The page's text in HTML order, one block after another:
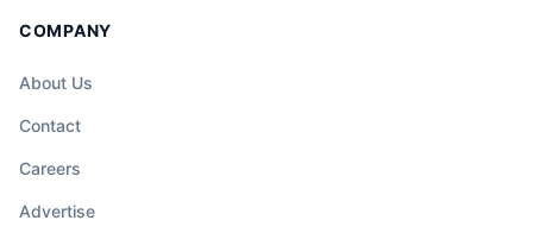
COMPANY
About Us
Contact
Careers
Advertise